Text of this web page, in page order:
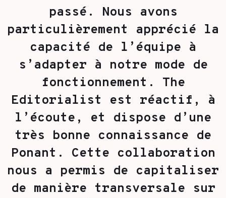
passé. Nous avons
particulièrement apprécié la
capacité de l’équipe à
s’adapter à notre mode de
fonctionnement. The
Editorialist est réactif, à
l’écoute, et dispose d’une
très bonne connaissance de
Ponant. Cette collaboration
nous a permis de capitaliser
de manière transversale sur